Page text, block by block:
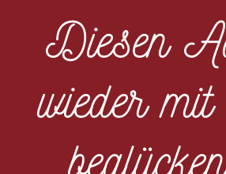
Diesen
wieder mit